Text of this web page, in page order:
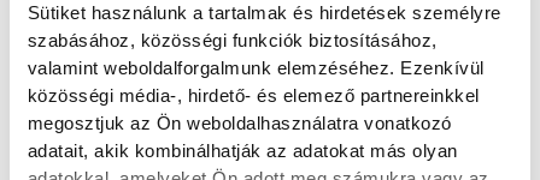
Sütiket használunk a tartalmak és hirdetések személyre
szabásához, közösségi funkciók biztosításához,
valamint weboldalforgalmunk elemzéséhez. Ezenkívül
közösségi média-, hirdető- és elemező partnereinkkel
megosztjuk az Ön weboldalhasználatra vonatkozó
adatait, akik kombinálhatják az adatokat más olyan